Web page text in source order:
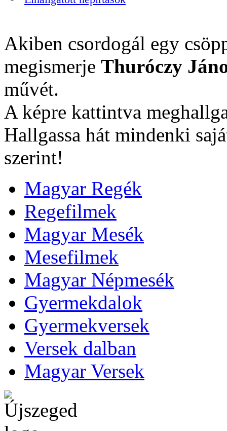
Akiben csordogál egy
megismerje Thuróczy
művét.
A képre kattintva
Hallgassa hát mindenki
szerint!
Magyar Regék
Regefilmek
Magyar Mesék
Mesefilmek
Magyar Népmesék
Gyermekdalok
Gyermekversek
Versek dalban
Magyar Versek